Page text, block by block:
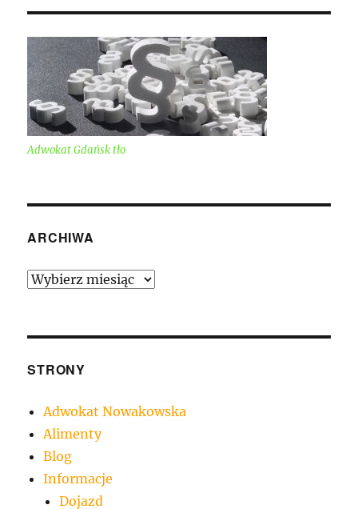
Adwokat Gdańsk tło
ARCHIWA
Archiwa
STRONY
Adwokat Nowakowska
Alimenty
Blog
Informacje
Dojazd